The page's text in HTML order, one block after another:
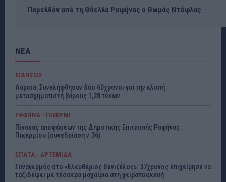
Παρελθόν από τη Θύελλα Ραφήνας ο Θωμάς Ντάφλας
ΝΕΑ
ΕΙΔΗΣΕΙΣ
Λάρισα: Συνελήφθησαν δύο 60χρονοι για την κλοπή
μετασχηματιστή βάρους 1,28 τόνων
ΡΑΦΗΝΑ - ΠΙΚΕΡΜΙ
Πίνακας αποφάσεων της Δημοτικής Επιτροπής Ραφήνας
Πικερμίου (συνεδρίαση ν.36)
ΣΠΑΤΑ - ΑΡΤΕΜΙΔΑ
Συναγερμός στο «Ελευθέριος Βενιζέλος»: 37χρονος επιχείρησε να
ταξιδέψει με τέσσερα μαχαίρια στη χειραποσκευή